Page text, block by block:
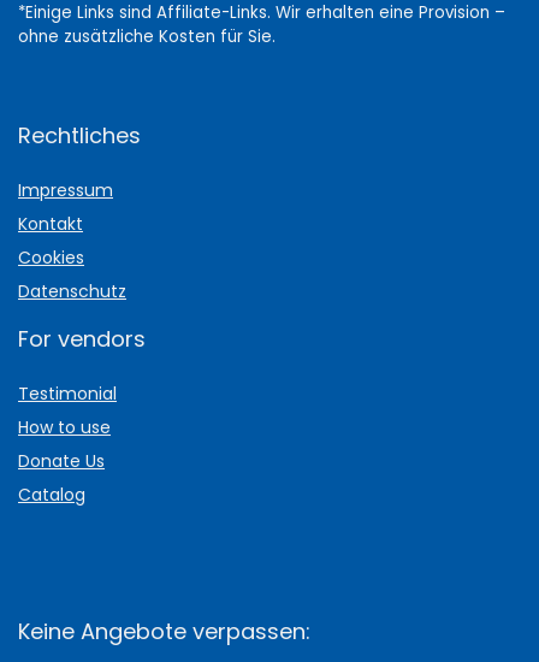
*Einige Links sind Affiliate-Links. Wir erhalten eine Provision –
ohne zusätzliche Kosten für Sie.
Rechtliches
Impressum
Kontakt
Cookies
Datenschutz
For vendors
Testimonial
How to use
Donate Us
Catalog
Keine Angebote verpassen: